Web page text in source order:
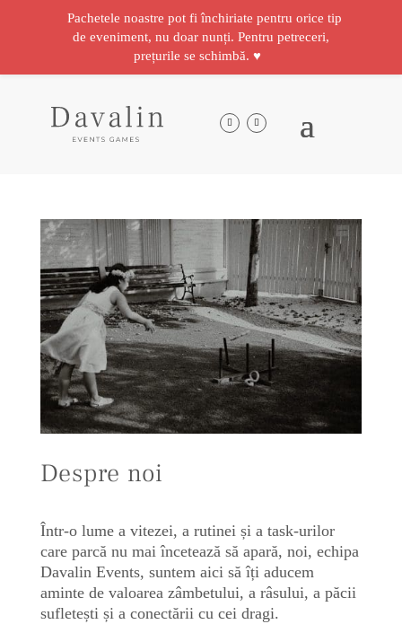
Despre noi
Într-o lume a vitezei, a rutinei și a task-urilor
care parcă nu mai încetează să apară, noi, echipa
Davalin Events, suntem aici să îți aducem
aminte de valoarea zâmbetului, a râsului, a păcii
sufletești și a conectării cu cei dragi.
Pachetele noastre pot fi închiriate pentru orice tip
de eveniment, nu doar nunți. Pentru petreceri,
prețurile se schimbă. ♥️